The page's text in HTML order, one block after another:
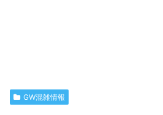
GW混雑情報